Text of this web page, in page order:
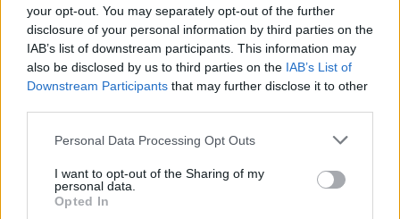
your opt-out. You may separately opt-out of the further
disclosure of your personal information by third parties on the
IAB’s list of downstream participants. This information may
also be disclosed by us to third parties on the IAB’s List of
Downstream Participants that may further disclose it to other
Please note that this website/app uses one or more Google
not limited to your visit or usage behaviour. You may click to
grant or deny consent to Google and its third-party tags to
use your data for below specified purposes in below Google
Personal Data Processing Opt Outs
I want to opt-out of the Sharing of my
personal data.
Opted In
Notizie in tempo reale?
Entra nel canale telegram di
GalluraOggi.it